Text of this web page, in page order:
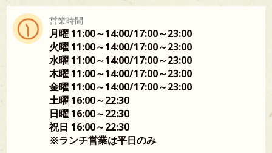
営業時間
月曜 11:00～14:00/17:00～23:00
火曜 11:00～14:00/17:00～23:00
水曜 11:00～14:00/17:00～23:00
木曜 11:00～14:00/17:00～23:00
金曜 11:00～14:00/17:00～23:00
土曜 16:00～22:30
日曜 16:00～22:30
祝日 16:00～22:30
※ランチ営業は平日のみ